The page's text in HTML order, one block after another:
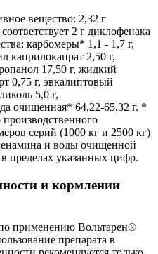
вещество: 2,32 г
2 г диклофенака
карбомеры* 1,1 - 1,7 г,
каприлокапрат 2,50 г,
17,50 г, жидкий
0,75 г, эвкалиптовый
5,0 г,
очищенная* 64,22-65,32 г. *
серий (1000 кг и 2500 кг)
и воды очищенной
в пределах указанных цифр.
и кормлении
применению Вольтарен®
препарата в